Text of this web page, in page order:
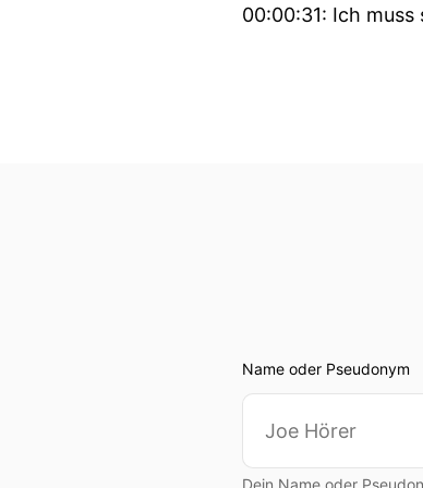
00:00:31: Ich
00:00:54: Und
00:00:59: Du hast
00:01:08: Das is
Name oder Pseudonym
Dein Name oder